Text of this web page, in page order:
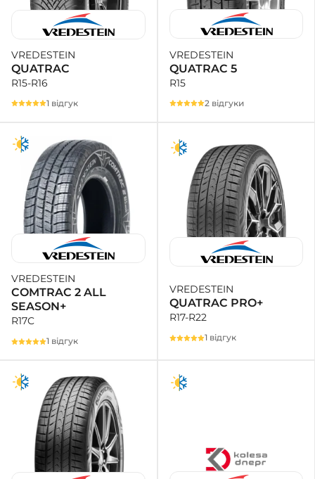
VREDESTEIN
QUATRAC
R15-R16
1 відгук
VREDESTEIN
QUATRAC 5
R15
2 відгуки
VREDESTEIN
COMTRAC 2 ALL
SEASON+
R17C
1 відгук
VREDESTEIN
QUATRAC PRO+
R17-R22
1 відгук